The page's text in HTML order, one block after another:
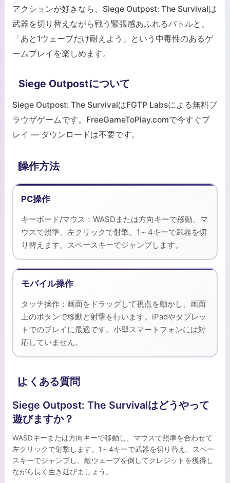
アクションが好きなら、Siege Outpost: The Survivalは
武器を切り替えながら戦う緊張感あふれるバトルと、
「あと1ウェーブだけ耐えよう」という中毒性のあるゲ
ームプレイを楽しめます。
Siege Outpostについて
Siege Outpost: The SurvivalはFGTP Labsによる無料ブ
ラウザゲームです。FreeGameToPlay.comで今すぐプ
レイ — ダウンロードは不要です。
操作方法
PC操作
キーボード/マウス：WASDまたは方向キーで移動、マ
ウスで照準、左クリックで射撃。1～4キーで武器を切
り替えます。スペースキーでジャンプします。
モバイル操作
タッチ操作：画面をドラッグして視点を動かし、画面
上のボタンで移動と射撃を行います。iPadやタブレッ
トでのプレイに最適です。小型スマートフォンには対
応していません。
よくある質問
Siege Outpost: The Survivalはどうやって
遊びますか？
WASDキーまたは方向キーで移動し、マウスで照準を合わせて
左クリックで射撃します。1～4キーで武器を切り替え、スペー
スキーでジャンプし、敵ウェーブを倒してクレジットを獲得し
ながら長く生き延びましょう。